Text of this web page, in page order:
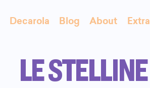
Decarola Blog About Extra
LE STELLINE